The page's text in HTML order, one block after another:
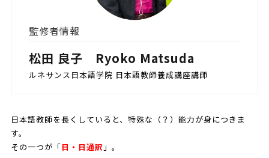
監修者情報
松田 良子 Ryoko Matsuda
ルネサンス日本語学院 日本語教師養成講座講師
日本語教師を長くしていると、特殊な（？）能力が身につきま
す。
その一つが「日・日通訳 」。